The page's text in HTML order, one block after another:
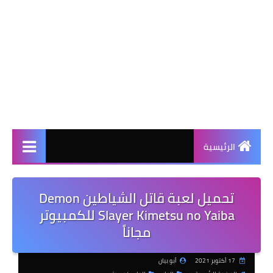
الرئيسية
تحميل لعبة قاتل الشياطين Demon
Slayer Kimetsu no Yaiba للكمبيوتر
مجاناً
أبو بيان